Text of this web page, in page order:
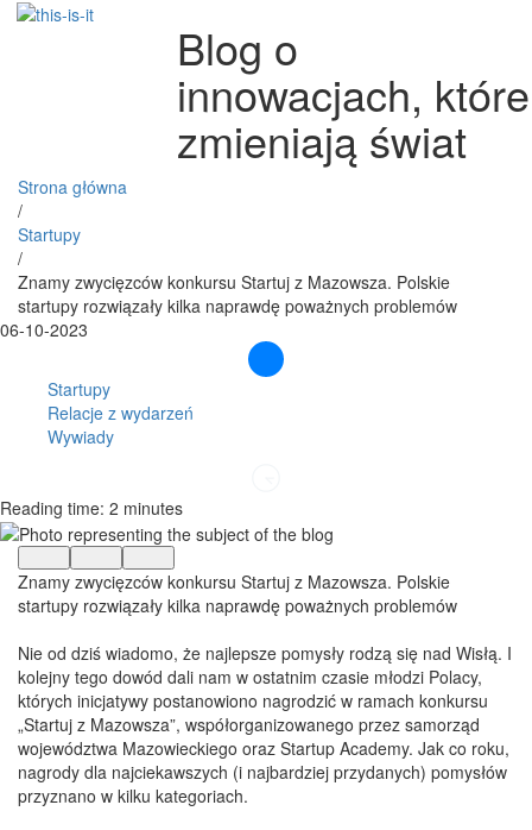
Blog o
innowacjach, które
zmieniają świat
Strona główna
/
Startupy
/
Znamy zwycięzców konkursu Startuj z Mazowsza. Polskie
startupy rozwiązały kilka naprawdę poważnych problemów
06-10-2023
Startupy
Relacje z wydarzeń
Wywiady
Reading time: 2 minutes
Znamy zwycięzców konkursu Startuj z Mazowsza. Polskie
startupy rozwiązały kilka naprawdę poważnych problemów
Nie od dziś wiadomo, że najlepsze pomysły rodzą się nad Wisłą. I
kolejny tego dowód dali nam w ostatnim czasie młodzi Polacy,
których inicjatywy postanowiono nagrodzić w ramach konkursu
„Startuj z Mazowsza”, współorganizowanego przez samorząd
województwa Mazowieckiego oraz Startup Academy. Jak co roku,
nagrody dla najciekawszych (i najbardziej przydanych) pomysłów
przyznano w kilku kategoriach.